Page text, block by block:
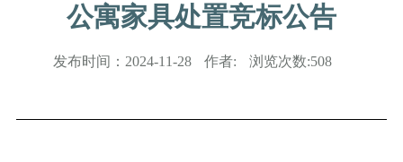
公寓家具处置竞标公告
发布时间： 2024-11-28 作者: 浏览次数:508